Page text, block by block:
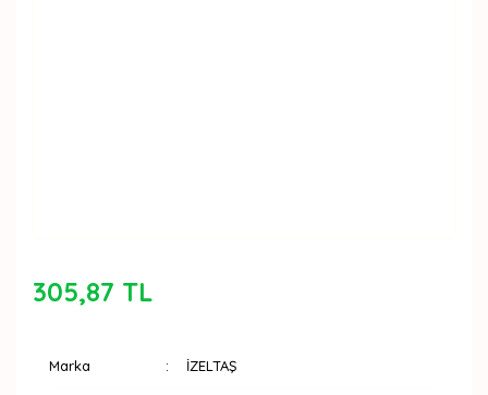
305,87 TL
Marka İZELTAŞ